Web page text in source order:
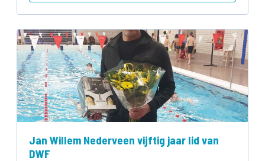
Jan Willem Nederveen vijftig jaar lid van
DWF